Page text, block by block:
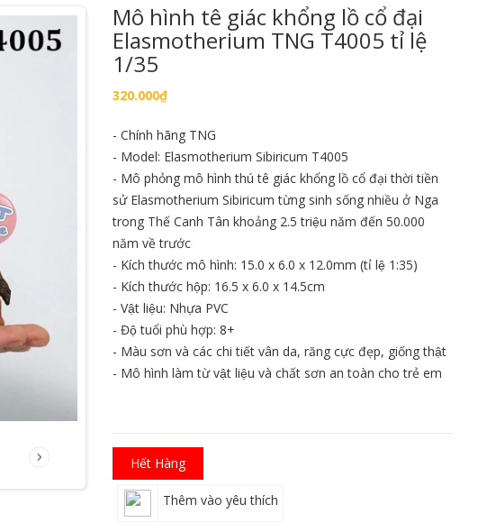
Mô hình tê giác khổng lồ cổ đại
Elasmotherium TNG T4005 tỉ lệ
1/35
320.000₫
- Chính hãng TNG
- Model: Elasmotherium Sibiricum T4005
- Mô phỏng mô hình thú tê giác khổng lồ cổ đại thời tiền
sử Elasmotherium Sibiricum từng sinh sống nhiều ở Nga
trong Thế Canh Tân khoảng 2.5 triệu năm đến 50.000
năm về trước
- Kích thước mô hình: 15.0 x 6.0 x 12.0mm (tỉ lệ 1:35)
- Kích thước hộp: 16.5 x 6.0 x 14.5cm
- Vật liệu: Nhựa PVC
- Độ tuổi phù hợp: 8+
- Màu sơn và các chi tiết vân da, răng cực đẹp, giống thật
- Mô hình làm từ vật liệu và chất sơn an toàn cho trẻ em
Hết Hàng
Thêm vào yêu thích
T-Rex
PVC dễ
Q
HẾT HÀNG
Mô hình iRon Man Mark 16 ZD
Toys Nightclub chính hãng tỉ lệ
1/10
580.000₫
Hết hàng
Mô hình Người Nhện Spider
Man Brand New Day ZD Toys
1/10
Mua hàng